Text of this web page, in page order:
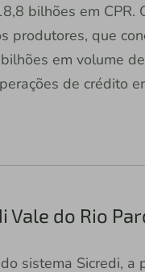
bilhões em
produtores, que
em volume
de crédito
Vale do Rio
sistema Sicredi,